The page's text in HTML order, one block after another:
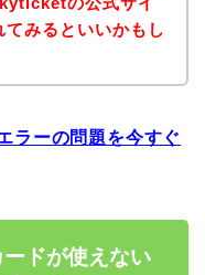
てみるといいかもし
ラーの問題を今すぐ
ドが使えない